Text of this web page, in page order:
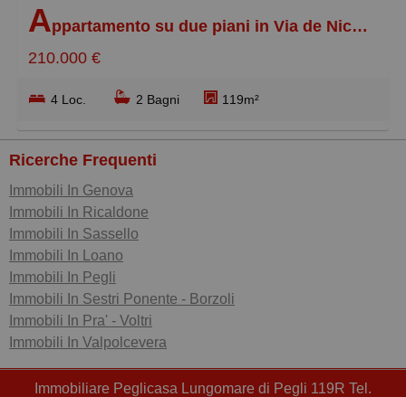
Appartamento su due piani in Via de Nicolay, Pegli Centro
210.000 €
4 Loc. 2 Bagni 119m²
Ricerche Frequenti
Immobili In Genova
Immobili In Ricaldone
Immobili In Sassello
Immobili In Loano
Immobili In Pegli
Immobili In Sestri Ponente - Borzoli
Immobili In Pra' - Voltri
Immobili In Valpolcevera
Immobiliare Peglicasa Lungomare di Pegli 119R Tel.